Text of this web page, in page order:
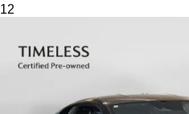
12